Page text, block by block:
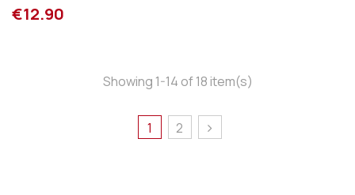
€12.90
Showing 1-14 of 18 item(s)
1 2